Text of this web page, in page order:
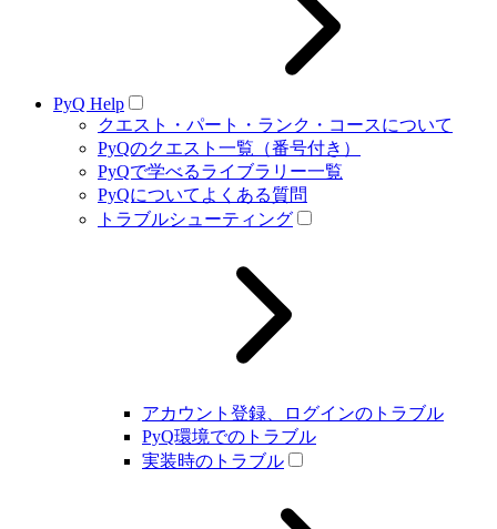
PyQ Help
クエスト・パート・ランク・コースについて
PyQのクエスト一覧（番号付き）
PyQで学べるライブラリー一覧
PyQについてよくある質問
トラブルシューティング
アカウント登録、ログインのトラブル
PyQ環境でのトラブル
実装時のトラブル